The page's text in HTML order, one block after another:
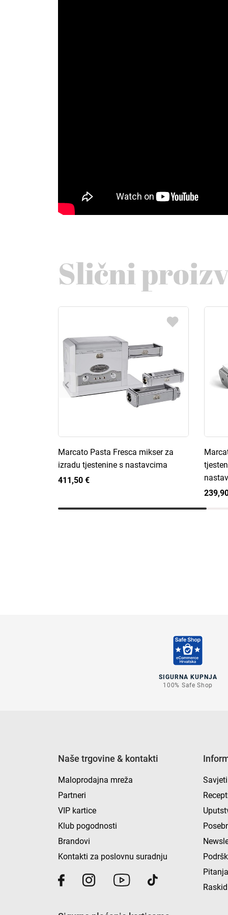
Slični
Marcato Pasta Fresca mikser za
izradu tjestenine s nastavcima
411,50 €
SIGURNA KUPNJA
100% Safe Shop
Naše trgovine & kontakti
Maloprodajna mreža
Partneri
VIP kartice
Klub pogodnosti
Brandovi
Kontakti za poslovnu suradnju